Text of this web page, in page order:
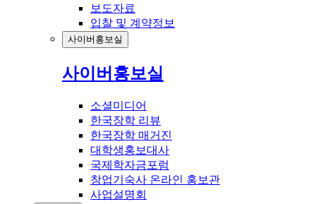
보도자료
입찰 및 계약정보
사이버홍보실
사이버홍보실
소셜미디어
한국장학 리뷰
한국장학 매거진
대학생홍보대사
국제학자금포럼
창업기숙사 온라인 홍보관
사업설명회